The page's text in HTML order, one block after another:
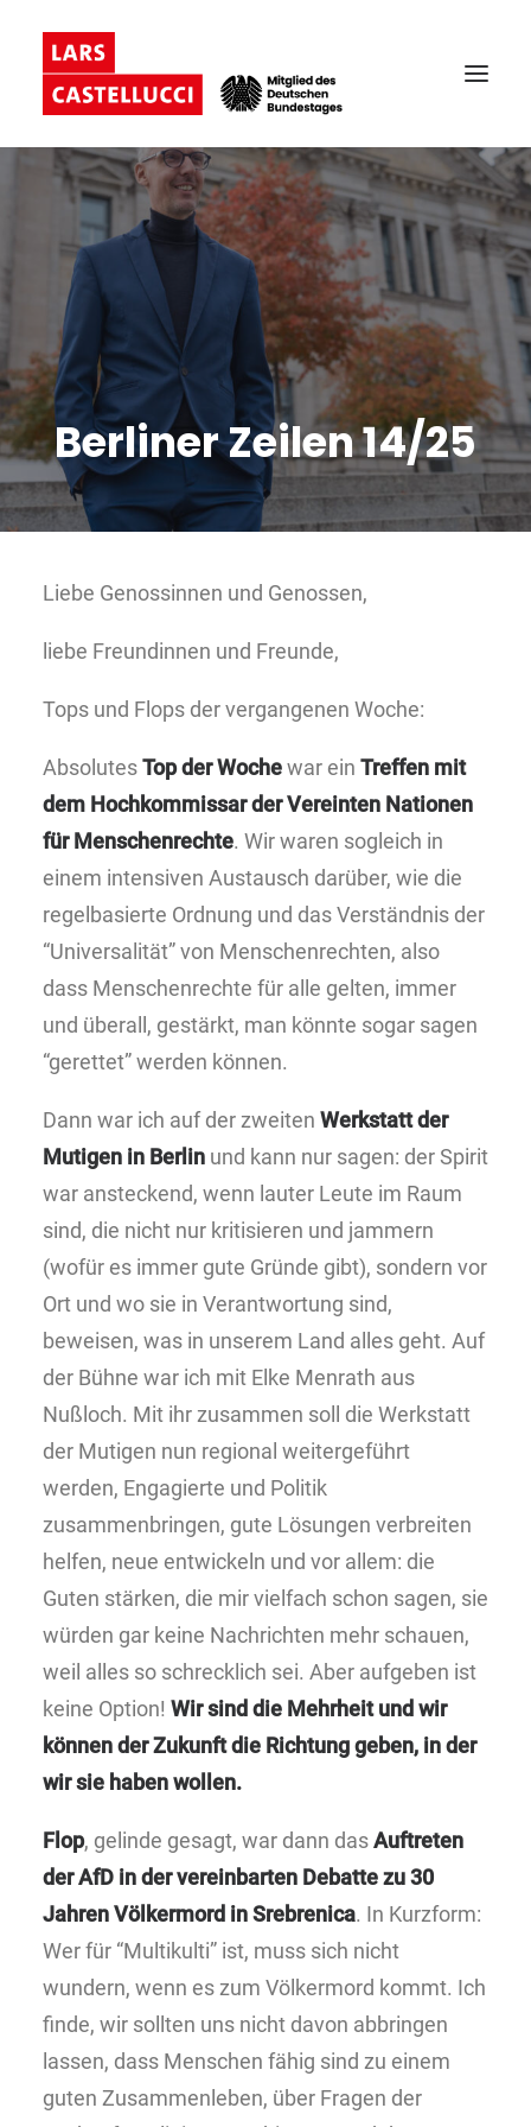
Berliner Zeilen 14/25
Liebe Genossinnen und Genossen,
liebe Freundinnen und Freunde,
Tops und Flops der vergangenen Woche:
AbsolutesTop der Wochewar ein Treffen mit
dem Hochkommissar der Vereinten Nationen
für Menschenrechte. Wir waren sogleich in
einem intensiven Austausch darüber, wie die
regelbasierte Ordnung und das Verständnis der
“Universalität” von Menschenrechten, also
dass Menschenrechte für alle gelten, immer
und überall, gestärkt, man könnte sogar sagen
“gerettet” werden können.
Dann war ich auf der zweiten Werkstatt der
Mutigen in Berlin und kann nur sagen: der Spirit
war ansteckend, wenn lauter Leute im Raum
sind, die nicht nur kritisieren und jammern
(wofür es immer gute Gründe gibt), sondern vor
Ort und wo sie in Verantwortung sind,
beweisen, was in unserem Land alles geht. Auf
der Bühne war ich mit Elke Menrath aus
Nußloch. Mit ihr zusammen soll die Werkstatt
der Mutigen nun regional weitergeführt
werden, Engagierte und Politik
zusammenbringen, gute Lösungen verbreiten
helfen, neue entwickeln und vor allem: die
Guten stärken, die mir vielfach schon sagen, sie
würden gar keine Nachrichten mehr schauen,
weil alles so schrecklich sei. Aber aufgeben ist
keine Option! Wir sind die Mehrheit und wir
können der Zukunft die Richtung geben, in der
wir sie haben wollen.
Flop, gelinde gesagt, war dann dasAuftreten
der AfD in der vereinbarten Debatte zu 30
Jahren Völkermord in Srebrenica. In Kurzform:
Wer für “Multikulti” ist, muss sich nicht
wundern, wenn es zum Völkermord kommt. Ich
finde, wir sollten uns nicht davon abbringen
lassen, dass Menschen fähig sind zu einem
guten Zusammenleben, über Fragen der